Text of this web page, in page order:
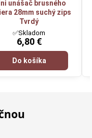
unášač brusného
28mm suchý zips
Tvrdý
✅Skladom
6,80 €
Do košíka